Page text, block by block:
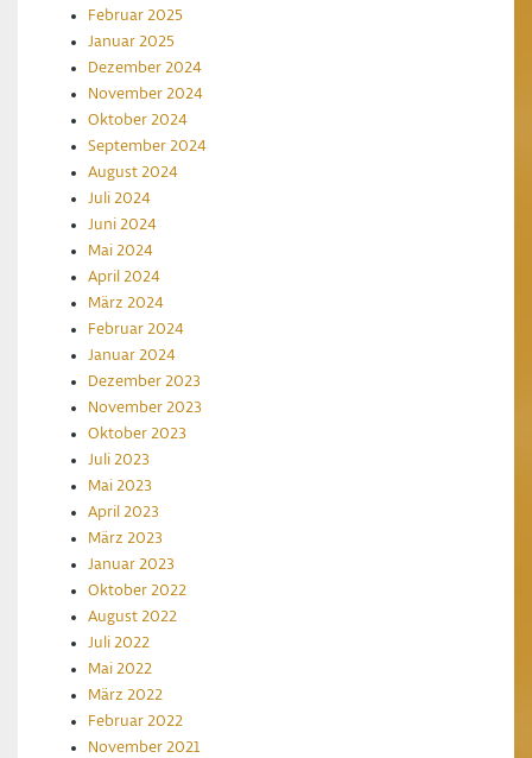
Februar 2025
Januar 2025
Dezember 2024
November 2024
Oktober 2024
September 2024
August 2024
Juli 2024
Juni 2024
Mai 2024
April 2024
März 2024
Februar 2024
Januar 2024
Dezember 2023
November 2023
Oktober 2023
Juli 2023
Mai 2023
April 2023
März 2023
Januar 2023
Oktober 2022
August 2022
Juli 2022
Mai 2022
März 2022
Februar 2022
November 2021